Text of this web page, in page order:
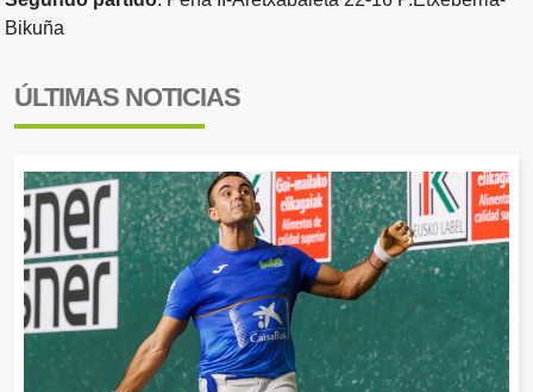
Bikuña
ÚLTIMAS NOTICIAS